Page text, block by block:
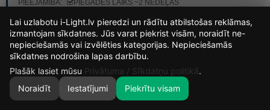
0
PIEEJAMĪBA:
PIEGĀDES LAIKS ~2 NEDĒĻAS
14
DIENAS
12
STUNDAS
38
MIN.
24
Lai uzlabotu i-Light.lv pieredzi un rādītu atbilstošas reklāmas,
izmantojam sīkdatnes. Jūs varat piekrist visām, noraidīt ne-
nepieciešamās vai izvēlēties kategorijas. Nepieciešamās
sīkdatnes nodrošina lapas darbību.
Plašāk lasiet mūsu Privātuma / Sīkdatņu politikā.
Noraidīt
Iestatījumi Piekrītu visam